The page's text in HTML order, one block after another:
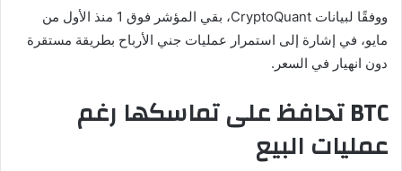
ووفقًا لبيانات CryptoQuant، بقي المؤشر فوق 1 منذ الأول من
مايو، في إشارة إلى استمرار عمليات جني الأرباح بطريقة مستقرة
دون انهيار في السعر.
BTC تحافظ على تماسكها رغم
عمليات البيع